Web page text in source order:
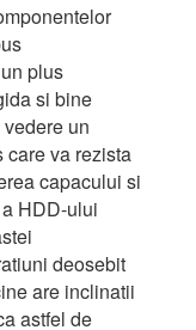
plus
si bine
un
care va rezista
capacului si
HDD-ului
deosebit
are inclinatii
astfel de